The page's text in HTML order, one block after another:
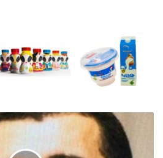
են իրենց դիրք: Ժամը
ուժերի
են հայկական զինված
կրակ, սակայն ճնշվել են
կորուստներ կրելով, հետ
Ստեփանյանը՝ հավելելով,